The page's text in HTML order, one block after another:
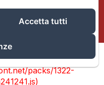
DE
Loading chunk 1322
packs/1322-
Accetta tutti